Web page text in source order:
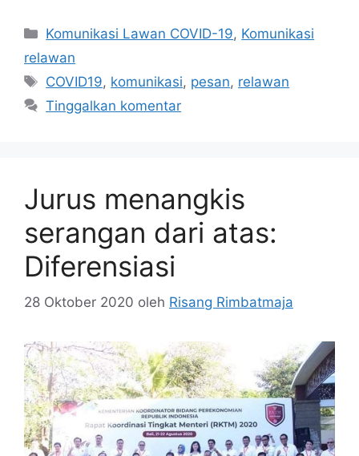
Kategori
Komunikasi Lawan COVID-19, Komunikasi
relawan
Tag
COVID19, komunikasi, pesan, relawan
Tinggalkan komentar
Jurus menangkis
serangan dari atas:
Diferensiasi
28 Oktober 2020 oleh Risang Rimbatmaja